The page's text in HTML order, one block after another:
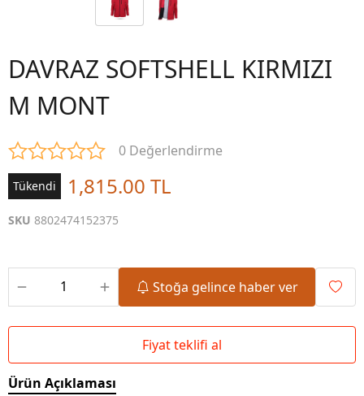
DAVRAZ SOFTSHELL KIRMIZI
M MONT
0 Değerlendirme
Tükendi 1,815.00 TL
SKU 8802474152375
Stoğa gelince haber ver
Fiyat teklifi al
Ürün Açıklaması